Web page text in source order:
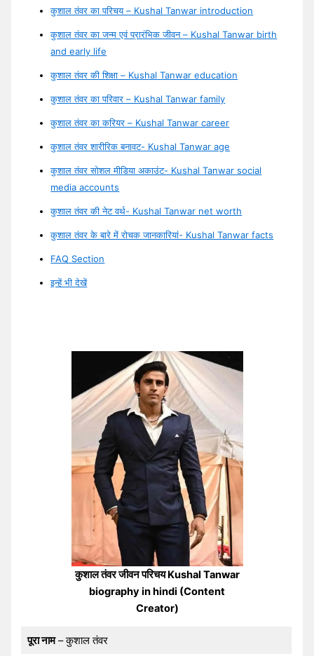
कुशाल तंवर का परिचय – Kushal Tanwar introduction
कुशाल तंवर का जन्म एवं प्रारंभिक जीवन – Kushal Tanwar birth
and early life
कुशाल तंवर की शिक्षा – Kushal Tanwar education
कुशाल तंवर का परिवार – Kushal Tanwar family
कुशाल तंवर का करियर – Kushal Tanwar career
कुशाल तंवर शारीरिक बनावट- Kushal Tanwar age
कुशाल तंवर सोशल मीडिया अकाउंट- Kushal Tanwar social
media accounts
कुशाल तंवर की नेट वर्थ- Kushal Tanwar net worth
कुशाल तंवर के बारे में रोचक जानकारियां- Kushal Tanwar facts
FAQ Section
इन्हें भी देखें
कुशाल तंवर जीवन परिचय Kushal Tanwar
biography in hindi (Content
Creator)
पूरा नाम– कुशाल तंवर